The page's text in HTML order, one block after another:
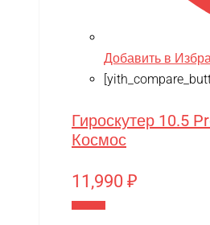
Добавить в
Гироскутер 10.5
Космос
11,990 ₽